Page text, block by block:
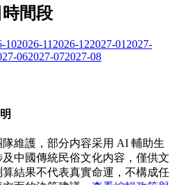
間段
102026-11 2026-122027-01 2027-
062027-072027-08
維護，部分内容采用 AI 輔助生
中國傳統民俗文化内容，僅供文
結果不代表真實命運，不構成任